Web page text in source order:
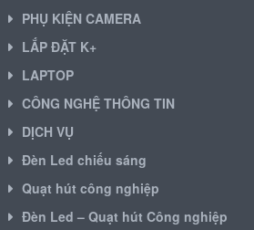
PHỤ KIỆN CAMERA
LẮP ĐẶT K+
LAPTOP
CÔNG NGHỆ THÔNG TIN
DỊCH VỤ
Đèn Led chiếu sáng
Quạt hút công nghiệp
Đèn Led – Quạt hút Công nghiệp